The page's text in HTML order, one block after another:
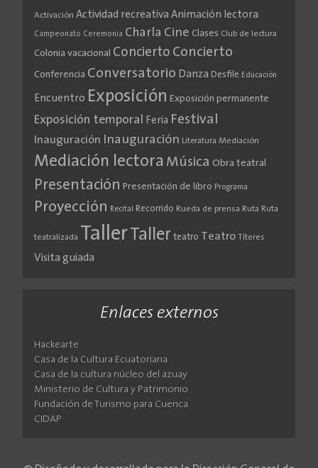
Activación Actividad recreativa Animación lectora
Campeonato Ceremonia Charla Cine Clases Club de lectura
Colonia vacacional Concierto Concierto
Conferencia Conversatorio Danza Desfile Educación
Encuentro Exposición Exposición permanente
Exposición temporal Feria Festival
Inauguración Inauguración Literatura Mediación
Mediación lectora Música Obra teatral
Presentación Presentación de libro Programa
Proyección Recital Recorrido Rueda de prensa Ruta Ruta
teatralizada TallerTaller teatro Teatro Títeres
Visita guiada
Enlaces externos
Hackearte
Casa de la Cultura Ecuatoriana
Casa de la cultura núcleo del azuay
Ministerio de Cultura y Patrimonio
Fundación de Turismo para Cuenca
CIDAP